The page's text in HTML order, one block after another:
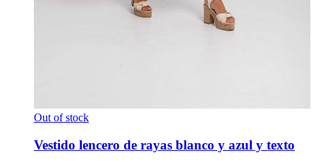
Out of stock
Vestido lencero de rayas blanco y azul y texto